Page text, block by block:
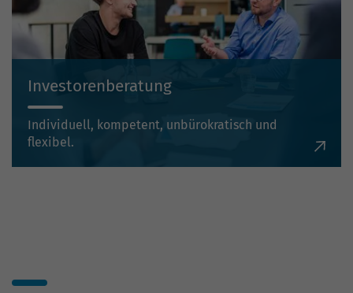
Investorenberatung
Individuell, kompetent, unbürokratisch und
flexibel.